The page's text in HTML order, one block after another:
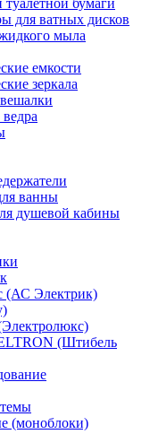
туалетной бумаги
для ватных дисков
мыла
емкости
зеркала
ванны
душевой кабины
(АС Электрик)
(Штибель
(моноблоки)